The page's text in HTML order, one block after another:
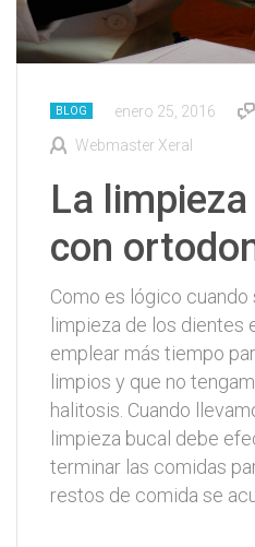
BLOG enero 25, 2016
Webmaster Xeral
La
con
Como es lógico
limpieza de los dientes
emplear más tiempo
limpios y que no
halitosis. Cuando
limpieza bucal debe
terminar las comidas
restos de comida se